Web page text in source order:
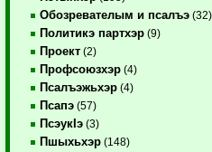
Обозревателым и псалъэ (32)
Политикэ партхэр (9)
Проект (2)
Профсоюзхэр (4)
Псалъэжьхэр (4)
Псапэ (57)
ПсэукIэ (3)
Пшыхьхэр (148)